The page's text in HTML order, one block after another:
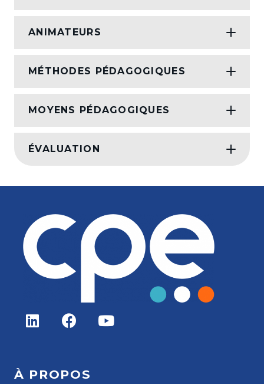
ANIMATEURS
MÉTHODES PÉDAGOGIQUES
MOYENS PÉDAGOGIQUES
ÉVALUATION
À PROPOS